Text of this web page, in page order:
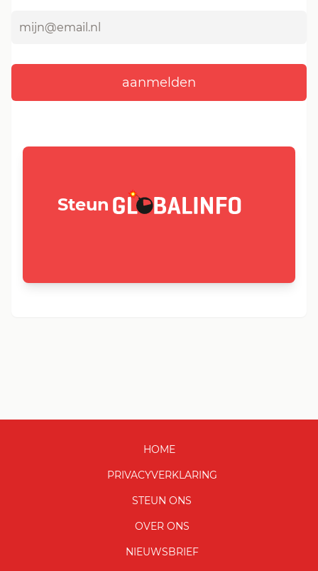
Steun GLOBALINFO.nl
HOME
PRIVACYVERKLARING
STEUN ONS
OVER ONS
NIEUWSBRIEF